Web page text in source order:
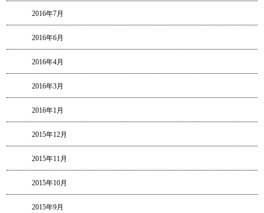
2016年7月
2016年6月
2016年4月
2016年3月
2016年1月
2015年12月
2015年11月
2015年10月
2015年9月